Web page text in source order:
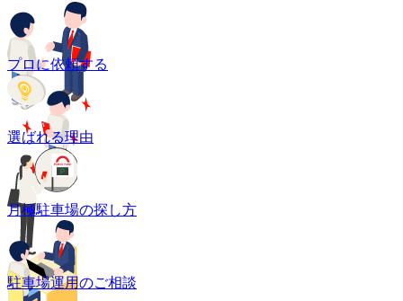
プロに依頼する
選ばれる理由
月極駐車場の探し方
駐車場運用のご相談